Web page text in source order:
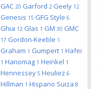
GAC 20 Garford 2 Geely 12
Genesis 15 GFG Style 6
Ghia 12 Glas 1 GM 30 GMC
17 Gordon-Keeble 1
Graham 1 Gumpert 1 Hafei
1 Hanomag 1 Heinkel 1
Hennessey 5 Heuliez 6
Hillman 1 Hispano Suiza 8